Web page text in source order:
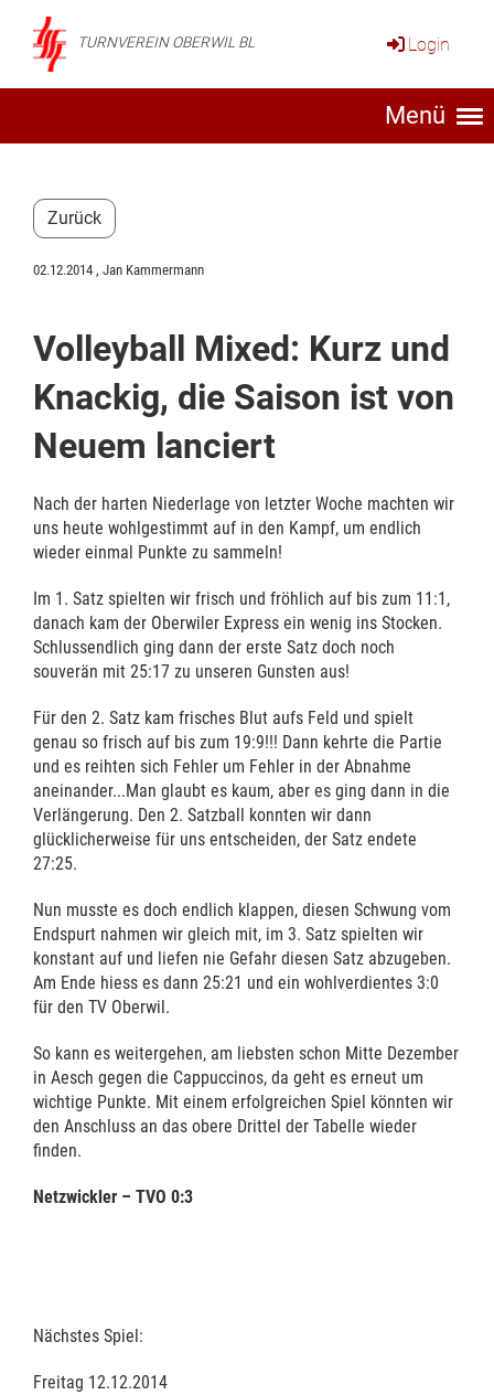
TURNVEREIN OBERWIL BL Login
Menü
Zurück
02.12.2014 , Jan Kammermann
Volleyball Mixed: Kurz und
Knackig, die Saison ist von
Neuem lanciert
Nach der harten Niederlage von letzter Woche machten wir
uns heute wohlgestimmt auf in den Kampf, um endlich
wieder einmal Punkte zu sammeln!
Im 1. Satz spielten wir frisch und fröhlich auf bis zum 11:1,
danach kam der Oberwiler Express ein wenig ins Stocken.
Schlussendlich ging dann der erste Satz doch noch
souverän mit 25:17 zu unseren Gunsten aus!
Für den 2. Satz kam frisches Blut aufs Feld und spielt
genau so frisch auf bis zum 19:9!!! Dann kehrte die Partie
und es reihten sich Fehler um Fehler in der Abnahme
aneinander...Man glaubt es kaum, aber es ging dann in die
Verlängerung. Den 2. Satzball konnten wir dann
glücklicherweise für uns entscheiden, der Satz endete
27:25.
Nun musste es doch endlich klappen, diesen Schwung vom
Endspurt nahmen wir gleich mit, im 3. Satz spielten wir
konstant auf und liefen nie Gefahr diesen Satz abzugeben.
Am Ende hiess es dann 25:21 und ein wohlverdientes 3:0
für den TV Oberwil.
So kann es weitergehen, am liebsten schon Mitte Dezember
in Aesch gegen die Cappuccinos, da geht es erneut um
wichtige Punkte. Mit einem erfolgreichen Spiel könnten wir
den Anschluss an das obere Drittel der Tabelle wieder
finden.
Netzwickler – TVO 0:3
Nächstes Spiel:
Freitag 12.12.2014